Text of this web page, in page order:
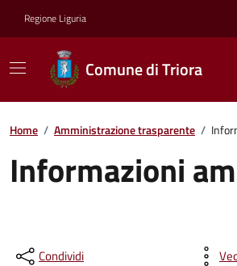
Regione Liguria
Comune di Triora
Home / Amministrazione trasparente /
Informazioni
Condividi